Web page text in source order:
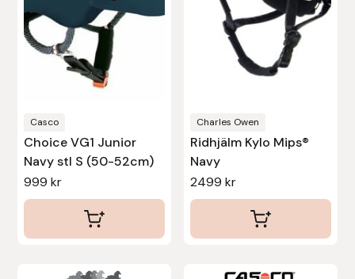
Casco
Choice VG1 Junior
Navy stl S (50-52cm)
999kr
Charles Owen
Ridhjälm Kylo Mips®
Navy
2499 kr
alternativen
produktsidan
Protector
Redback
Safehorse of Sweden
Saltverk